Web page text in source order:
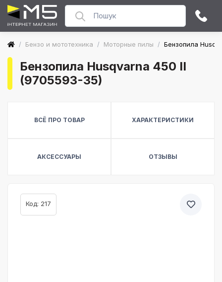
/ Бензо и мототехника / Моторные пилы / Бензопила
Бензопила Husqvarna 450 II
(9705593-35)
ВСЁ ПРО ТОВАР ХАРАКТЕРИСТИКИ
АКСЕССУАРЫ ОТЗЫВЫ
Код: 217